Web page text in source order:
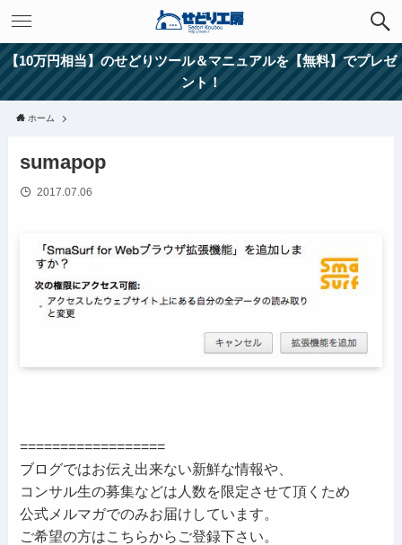
【10万円相当】のせどりツール＆マニュアルを【無料】でプレゼ
ント！
ホーム
sumapop
2017.07.06
==================
ブログではお伝え出来ない新鮮な情報や、
コンサル生の募集などは人数を限定させて頂くため
公式メルマガでのみお届けしています。
ご希望の方はこちらからご登録下さい。